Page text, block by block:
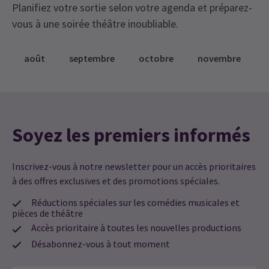
Planifiez votre sortie selon votre agenda et préparez-
vous à une soirée théâtre inoubliable.
août septembre octobre novembre
Soyez les premiers informés
Inscrivez-vous à notre newsletter pour un accès prioritaires
à des offres exclusives et des promotions spéciales.
Réductions spéciales sur les comédies musicales et
pièces de théâtre
Accès prioritaire à toutes les nouvelles productions
Désabonnez-vous à tout moment